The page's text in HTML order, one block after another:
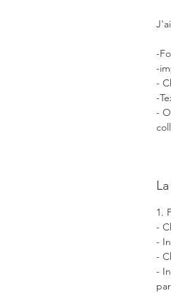
-
-
-
-
-
1.
-
-
-
-